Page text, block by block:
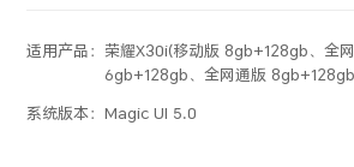
适用产品： 荣耀X30i(移动版 8gb+128gb、全
6gb+128gb、全网通版
系统版本：Magic UI 5.0